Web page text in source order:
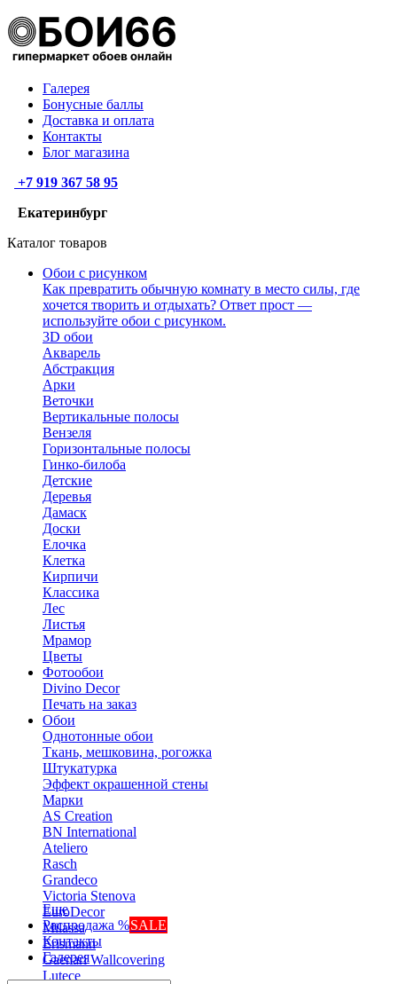
Галерея
Бонусные баллы
Доставка и оплата
Контакты
Блог магазина
+7 919 367 58 95
Екатеринбург
Каталог товаров
Обои с рисунком
Как превратить обычную комнату в место силы, где
хочется творить и отдыхать? Ответ прост —
используйте обои с рисунком.
3D обои
Акварель
Абстракция
Арки
Веточки
Вертикальные полосы
Вензеля
Горизонтальные полосы
Гинко-билоба
Детские
Деревья
Дамаск
Доски
Елочка
Клетка
Кирпичи
Классика
Лес
Листья
Мрамор
Цветы
Фотообои
Divino Decor
Печать на заказ
Обои
Однотонные обои
Ткань, мешковина, рогожка
Штукатурка
Эффект окрашенной стены
Марки
AS Creation
BN International
Ateliero
Rasch
Grandeco
Victoria Stenova
EuroDecor
Milassa
Erismann
Gaenari Wallcovering
Lutece
Еще
Распродажа %SALE
Контакты
Галерея